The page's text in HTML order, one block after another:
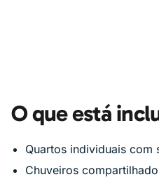
O que está
Quartos individuais com
Chuveiros